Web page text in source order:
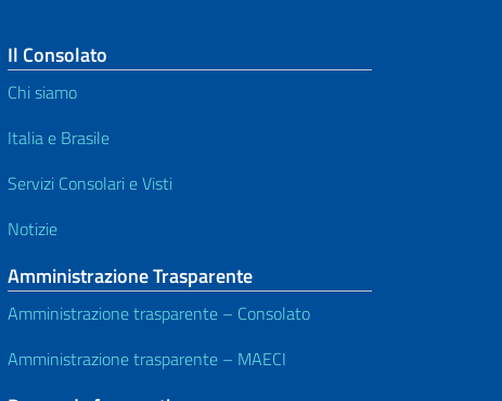
Il Consolato
Chi siamo
Italia e Brasile
Servizi Consolari e Visti
Notizie
Amministrazione Trasparente
Amministrazione trasparente – Consolato
Amministrazione trasparente – MAECI